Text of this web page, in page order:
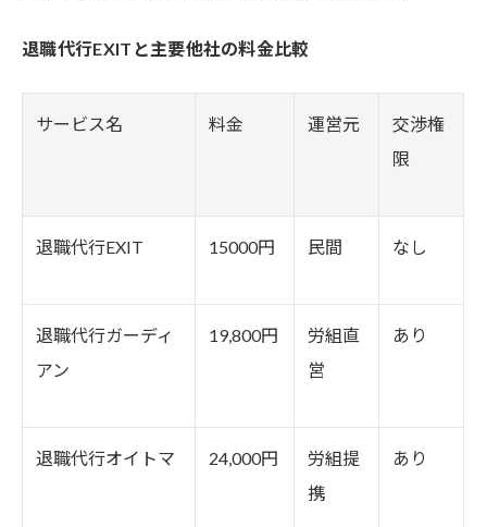
退職代行EXITと主要他社の料金比較
サービス名 料金 運営元
交渉権
限
退職代行EXIT 15000円 民間 なし
退職代行ガーディ
アン
19,800円
労組直
営
あり
退職代行オイトマ 24,000円
労組提
携
あり